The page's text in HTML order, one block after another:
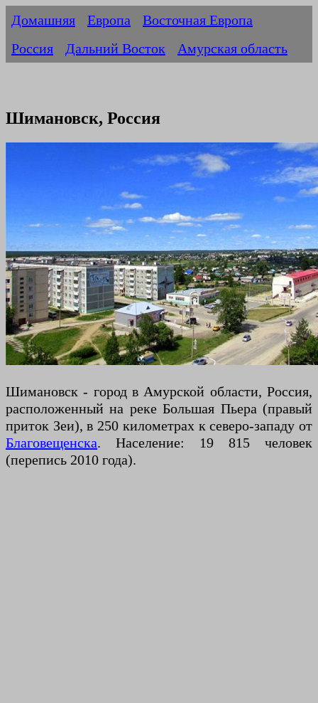
Домашняя Европа
Восточная Европа
Россия
Дальний Восток Амурская область
Шимановск, Россия
Шимановск - город в Амурской области, Россия,
расположенный на реке Большая Пьера (правый
приток Зеи), в 250 километрах к северо-западу от
Благовещенска. Население: 19 815 человек
(перепись 2010 года).